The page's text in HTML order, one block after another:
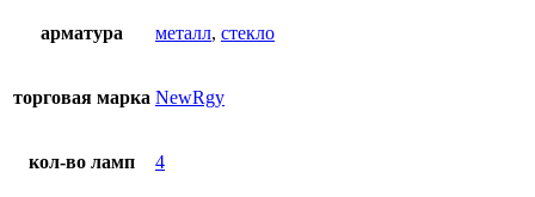
арматура металл, стекло
торговая марка NewRgy
кол-во ламп 4